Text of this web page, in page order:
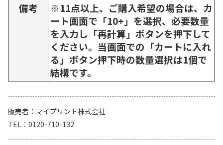
備考
※11点以上、ご購入希望の場合は、カ
ート画面で「10+」を選択、必要数量
を入力し「再計算」ボタンを押下して
ください。当画面での「カートに入れ
る」ボタン押下時の数量選択は1個で
結構です。
販売者
マイプリント株式会社
TEL
0120-710-132